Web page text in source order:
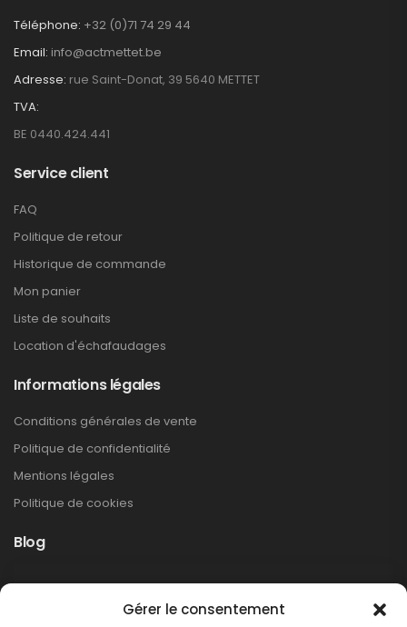
Gérer le consentement
Téléphone: +32 (0)71 74 29 44
Email: info@actmettet.be
Adresse: rue Saint-Donat, 39 5640 METTET
TVA:
BE 0440.424.441
Service client
FAQ
Politique de retour
Historique de commande
Mon panier
Liste de souhaits
Location d'échafaudages
Informations légales
Conditions générales de vente
Politique de confidentialité
Mentions légales
Politique de cookies
Blog